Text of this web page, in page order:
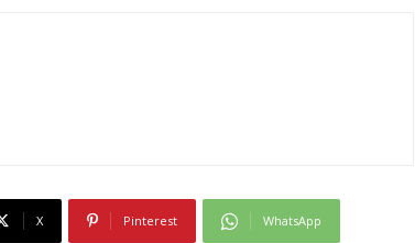
X Pinterest WhatsApp